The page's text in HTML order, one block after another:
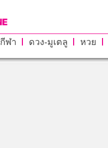
กีฬา ดวง-มูเตลู หวย